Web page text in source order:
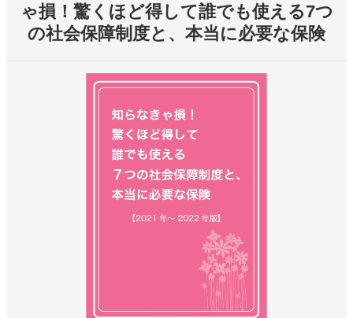
ゃ損！驚くほど得して誰でも使える7つ
の社会保障制度と、本当に必要な保険